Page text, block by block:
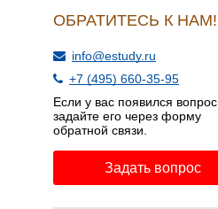
ОБРАТИТЕСЬ К НАМ!
info@estudy.ru
+7 (495) 660-35-95
Если у вас появился вопрос,
задайте его через форму
обратной связи.
Задать вопрос